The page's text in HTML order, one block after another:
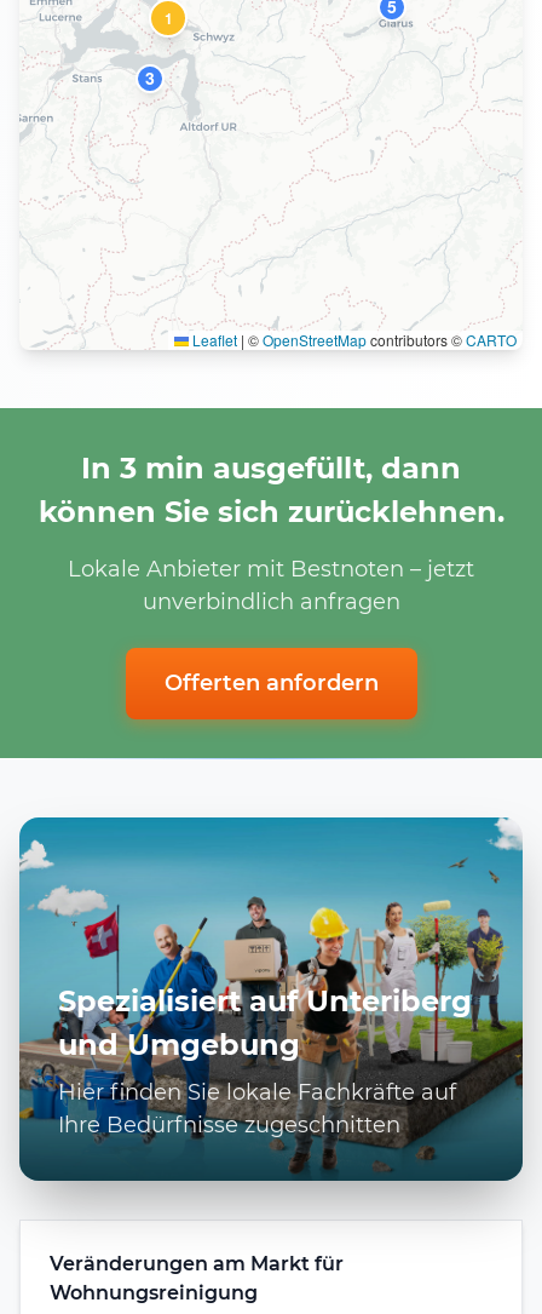
1
3
5
8
Leaflet | ©OpenStreetMapcontributors ©CARTO
In 3 min ausgefüllt, dann
können Sie sich zurücklehnen.
Lokale Anbieter mit Bestnoten – jetzt
unverbindlich anfragen
Offerten anfordern
Spezialisiert auf Unteriberg
und Umgebung
Hier finden Sie lokale Fachkräfte auf
Ihre Bedürfnisse zugeschnitten
Veränderungen am Markt für
Wohnungsreinigung